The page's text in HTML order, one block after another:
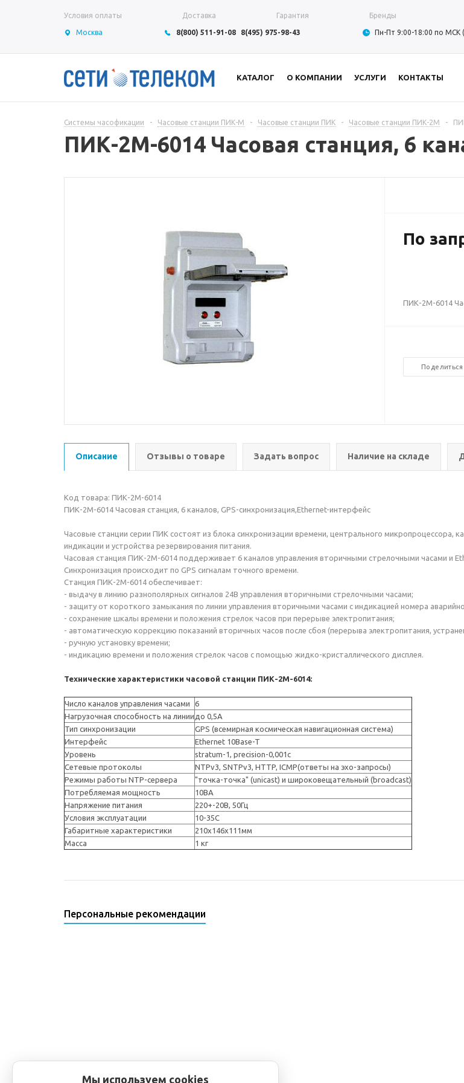
Условия оплаты Доставка Гарантия Бренды
Москва 8(800) 511-91-08 8(495) 975-98-43 Пн-Пт 9:00-18:00 по МСК
КАТАЛОГ О КОМПАНИИ УСЛУГИ КОНТАКТЫ
Системы часофикации - Часовые станции ПИК-М - Часовые станции ПИК - Часовые станции ПИК-2М -
ПИК-2М-6014 Часовая станция, 6
По
ПИК-2М-6014
Поделиться
Описание Отзывы о товаре Задать вопрос Наличие на складе
Код товара: ПИК-2М-6014
ПИК-2М-6014 Часовая станция, 6 каналов, GPS-синхронизация,Ethernet-интерфейс
Часовые станции серии ПИК состоят из блока синхронизации времени, центрального микропроцессора,
индикации и устройства резервирования питания.
Часовая станция ПИК-2М-6014 поддерживает 6 каналов управления вторичными стрелочными часами и
Синхронизация происходит по GPS сигналам точного времени.
Станция ПИК-2М-6014 обеспечивает:
- выдачу в линию разнополярных сигналов 24В управления вторичными стрелочными часами;
- защиту от короткого замыкания по линии управления вторичными часами с индикацией номера
- сохранение шкалы времени и положения стрелок часов при перерыве электропитания;
- автоматическую коррекцию показаний вторичных часов после сбоя (перерыва электропитания,
- ручную установку времени;
- индикацию времени и положения стрелок часов с помощью жидко-кристаллического дисплея.
Технические характеристики часовой станции ПИК-2М-6014:
Число каналов управления часами
6
Нагрузочная способность на линии до 0,5А
Тип синхронизации
GPS (всемирная космическая навигационная система)
Интерфейс
Ethernet 10Base-T
Уровень
stratum-1, precision-0,001c
Сетевые протоколы
NTPv3, SNTPv3, HTTP, ICMP(ответы на эхо-запросы)
Режимы работы NTP-сервера
"точка-точка" (unicast) и широковещательный (broadcast)
Потребляемая мощность
10ВА
Напряжение питания
220+-20В, 50Гц
Условия эксплуатации
10-35С
Габаритные характеристики
210х146х111мм
Масса
1 кг
Персональные рекомендации
Мы используем cookies